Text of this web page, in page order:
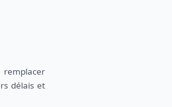
délais et